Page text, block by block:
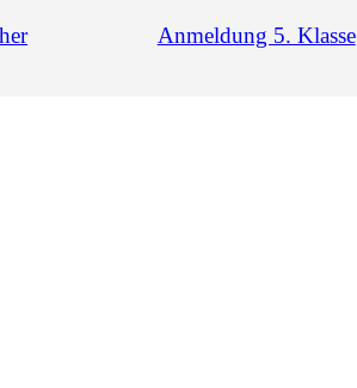
Anmeldung 5. Klasse